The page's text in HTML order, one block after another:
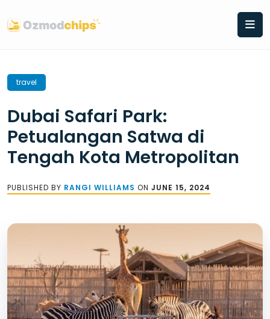
to
content
travel
Dubai Safari Park:
Petualangan Satwa di
Tengah Kota Metropolitan
PUBLISHED BY RANGI WILLIAMS ON JUNE 15, 2024